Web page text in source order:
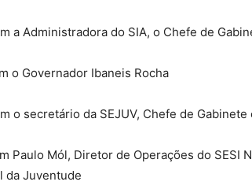
a Administradora do SIA, o Chefe de
o Governador Ibaneis Rocha
o secretário da SEJUV, Chefe de
Paulo Mól, Diretor de Operações do SESI
da Juventude